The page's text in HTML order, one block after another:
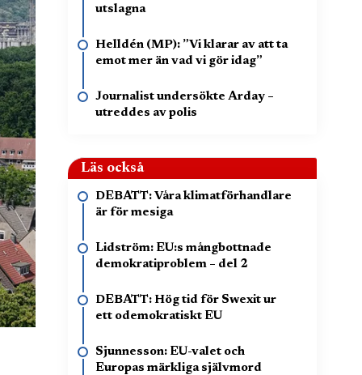
utslagna
Helldén (MP): ”Vi klarar av att ta
emot mer än vad vi gör idag”
Journalist undersökte Arday –
utreddes av polis
Läs också
DEBATT: Våra klimatförhandlare
är för mesiga
Lidström: EU:s mångbottnade
demokratiproblem – del 2
DEBATT: Hög tid för Swexit ur
ett odemokratiskt EU
Sjunnesson: EU-valet och
Europas märkliga självmord